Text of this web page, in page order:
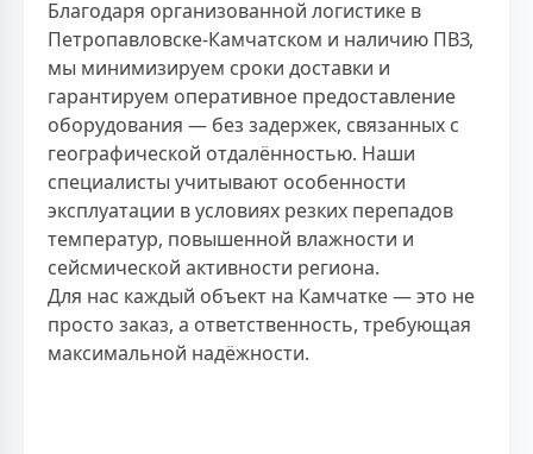
Благодаря организованной логистике в
Петропавловске-Камчатском и наличию ПВЗ,
мы минимизируем сроки доставки и
гарантируем оперативное предоставление
оборудования — без задержек, связанных с
географической отдалённостью. Наши
специалисты учитывают особенности
эксплуатации в условиях резких перепадов
температур, повышенной влажности и
сейсмической активности региона.
Для нас каждый объект на Камчатке — это не
просто заказ, а ответственность, требующая
максимальной надёжности.